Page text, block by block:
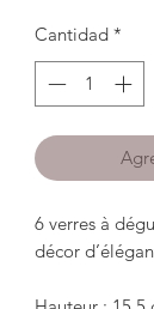
Cantidad *
6 verres à
décor